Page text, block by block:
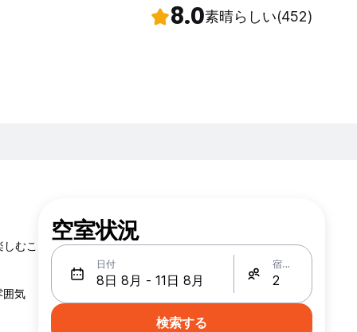
8.0素晴らしい(452)
むこ
囲気
空室状況
日付 宿泊人数
検索する